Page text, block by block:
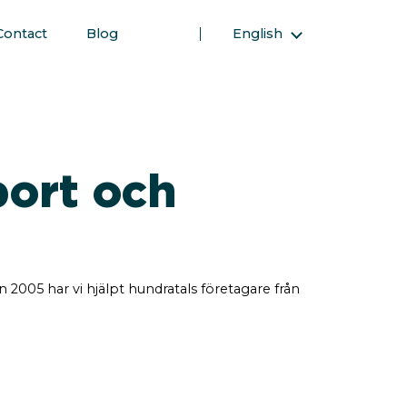
Blog English
Español (Spanish)
och
2005 har vi hjälpt hundratals företagare från